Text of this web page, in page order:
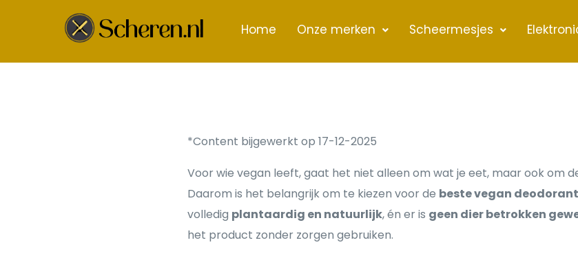
Home Onze merken Scheermesjes
*Content bijgewerkt op 17-12-2025
Voor wie vegan leeft, gaat het niet alleen om wat je eet, maar ook om
Daarom is het belangrijk om te kiezen voor de beste vegan
volledig plantaardig en natuurlijk, én er is geen dier betrokken
het product zonder zorgen gebruiken.